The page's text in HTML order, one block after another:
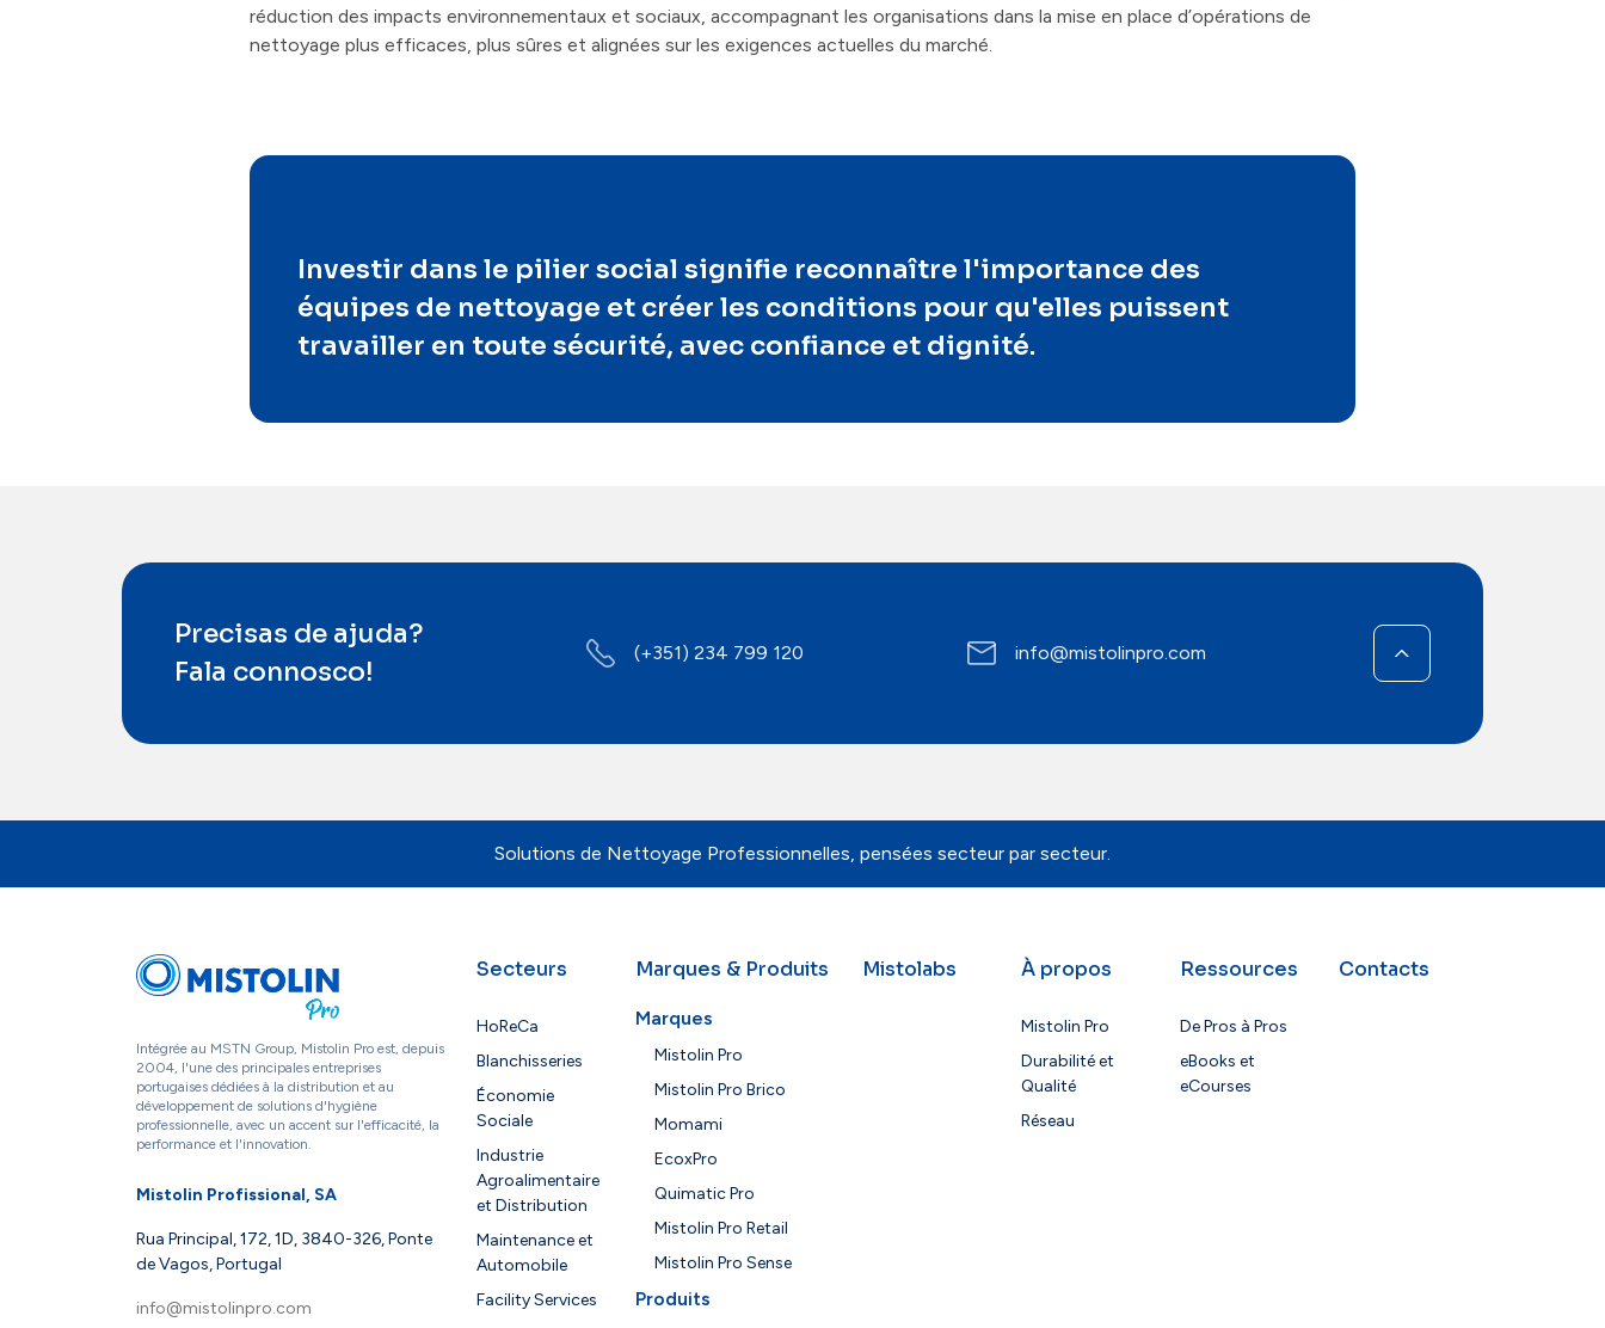
réduction des impacts environnementaux et sociaux, accompagnant les organisations dans la mise en place d’opérations de
nettoyage plus efficaces, plus sûres et alignées sur les exigences actuelles du marché.
Investir dans le pilier social signifie reconnaître l'importance des
équipes de nettoyage et créer les conditions pour qu'elles puissent
travailler en toute sécurité, avec confiance et dignité.
Precisas de ajuda?
Fala connosco!
(+351) 234 799 120 info@mistolinpro.com
Solutions de Nettoyage Professionnelles, pensées secteur par secteur.
Intégrée au MSTN Group, Mistolin Pro est, depuis
2004, l'une des principales entreprises
portugaises dédiées à la distribution et au
développement de solutions d'hygiène
professionnelle, avec un accent sur l'efficacité, la
performance et l'innovation.
Mistolin Profissional, SA
Rua Principal, 172, 1D, 3840-326, Ponte
de Vagos, Portugal
info@mistolinpro.com
Secteurs
HoReCa
Blanchisseries
Économie
Sociale
Industrie
Agroalimentaire
et Distribution
Maintenance et
Automobile
Facility Services
Marques & Produits
Marques
Mistolin Pro
Mistolin Pro Brico
Momami
EcoxPro
Quimatic Pro
Mistolin Pro Retail
Mistolin Pro Sense
Produits
Mistolabs À propos
Mistolin Pro
Durabilité et
Qualité
Réseau
Ressources
De Pros à Pros
eBooks et
eCourses
Contacts